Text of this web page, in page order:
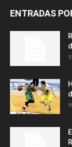
ENTRADAS